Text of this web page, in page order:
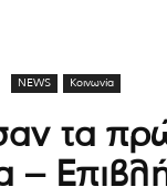
NEWS Κοινωνία
τα
–